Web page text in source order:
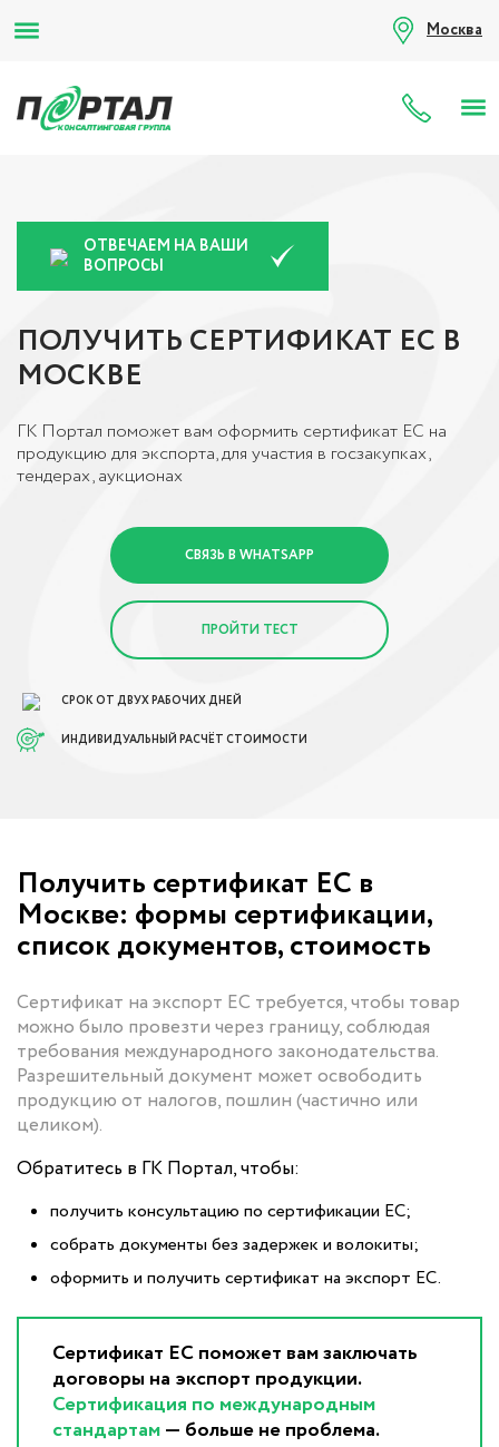
Москва
8
ОТВЕЧАЕМ НА ВАШИ
ВОПРОСЫ
ПОЛУЧИТЬ СЕРТИФИКАТ ЕС В
МОСКВЕ
ГК Портал поможет вам оформить сертификат ЕС на
продукцию для экспорта, для участия в госзакупках,
тендерах, аукционах
СВЯЗЬ В WHATSAPP
ПРОЙТИ ТЕСТ
СРОК ОТ ДВУХ РАБОЧИХ ДНЕЙ
ИНДИВИДУАЛЬНЫЙ РАСЧЁТ СТОИМОСТИ
Получить сертификат ЕС в
Москве: формы сертификации,
список документов, стоимость
Сертификат на экспорт ЕС требуется, чтобы товар
можно было провезти через границу, соблюдая
требования международного законодательства.
Разрешительный документ может освободить
продукцию от налогов, пошлин (частично или
целиком).
Обратитесь в ГК Портал, чтобы:
получить консультацию по сертификации ЕС;
собрать документы без задержек и волокиты;
оформить и получить сертификат на экспорт ЕС.
Сертификат ЕС поможет вам заключать
договоры на экспорт продукции.
Сертификация по международным
стандартам— больше не проблема.